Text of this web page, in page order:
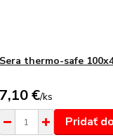
Sera thermo-safe
7,10 €/ks
Pridať